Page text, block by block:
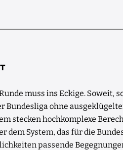
muss ins Eckige. Soweit,
Bundesliga ohne
stecken hochkomplexe
dem System, das für die
passende